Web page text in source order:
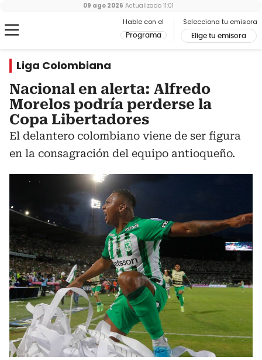
Hable con el
Programa
Selecciona tu emisora
Elige tu emisora
09 ago 2026 Actualizado 11:01
Liga Colombiana
Nacional en alerta: Alfredo
Morelos podría perderse la
Copa Libertadores
El delantero colombiano viene de ser figura
en la consagración del equipo antioqueño.